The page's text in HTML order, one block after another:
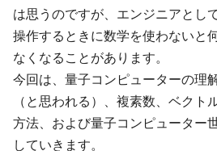
は思うのですが、エンジニアとし
操作するときに数学を使わないと
なくなることがあります。
今回は、量子コンピューターの理
（と思われる）、複素数、ベクト
方法、および量子コンピューター
していきます。